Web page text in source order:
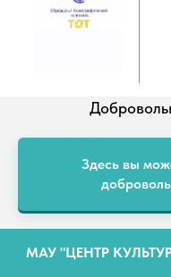
Здесь вы
МАУ "ЦЕНТР